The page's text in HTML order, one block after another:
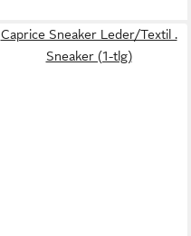
Caprice Sneaker Leder/Textil .
Sneaker (1-tlg)